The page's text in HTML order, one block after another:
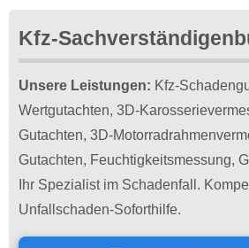
Kfz-
Unsere Leistungen: Kfz-
Wertgutachten, 3D-
Gutachten, 3D-
Gutachten, Feuchtigkeitsmessung,
Ihr Spezialist im Schadenfall.
Unfallschaden-Soforthilfe.